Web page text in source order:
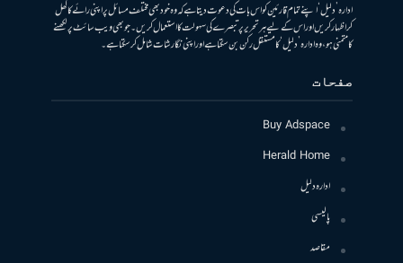
ادارہ ’دلیل‘ اپنے تمام قارئین کو اس بات کی دعوت دیتا ہے کہ وہ خود بھی مختلف مسائل پر اپنی رائے کا کھل
کر اظہار کریں اور اس کے لیے ہر تحریر پر تبصرے کی سہولت کا استعمال کریں۔ جو بھی ویب سائٹ پر لکھنے
کا متمنی ہو، وہ ادارہ ’دلیل‘ کا مستقل رکن بن سکتا ہے اور اپنی نگارشات شامل کرسکتا ہے۔
صفحات
Buy Adspace
Herald Home
ادارہ دلیل
پالیسی
مقاصد